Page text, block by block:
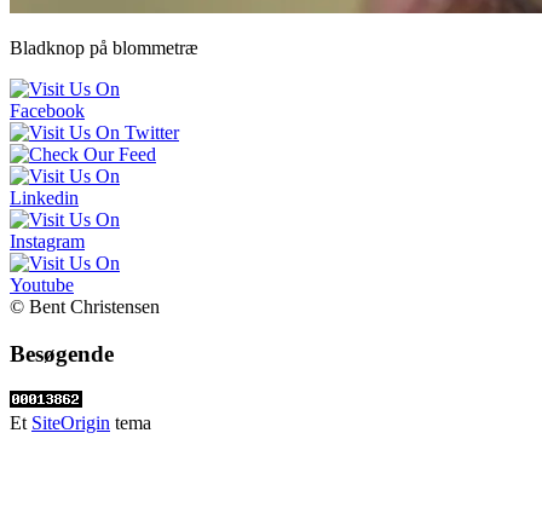
Bladknop på blommetræ
© Bent Christensen
Besøgende
Et SiteOrigin tema